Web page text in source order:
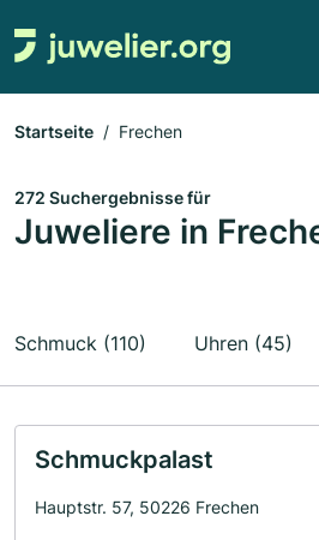
Startseite Frechen
272 Suchergebnisse für
Juweliere in
Schmuck (110) Uhren (45)
Schmuckpalast
Hauptstr. 57, 50226 Frechen